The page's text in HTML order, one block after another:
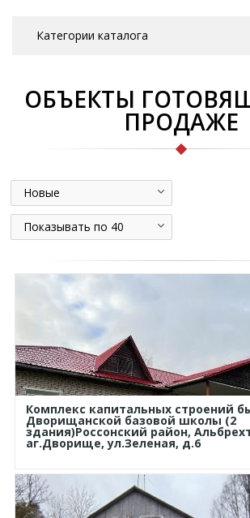
Категории каталога
ОБЪЕКТЫ
ПРОДАЖЕ
Новые
Показывать по 40
Комплекс капитальных строений
Дворищанской базовой школы (2
здания)Россонский район,
аг.Дворище, ул.Зеленая, д.6